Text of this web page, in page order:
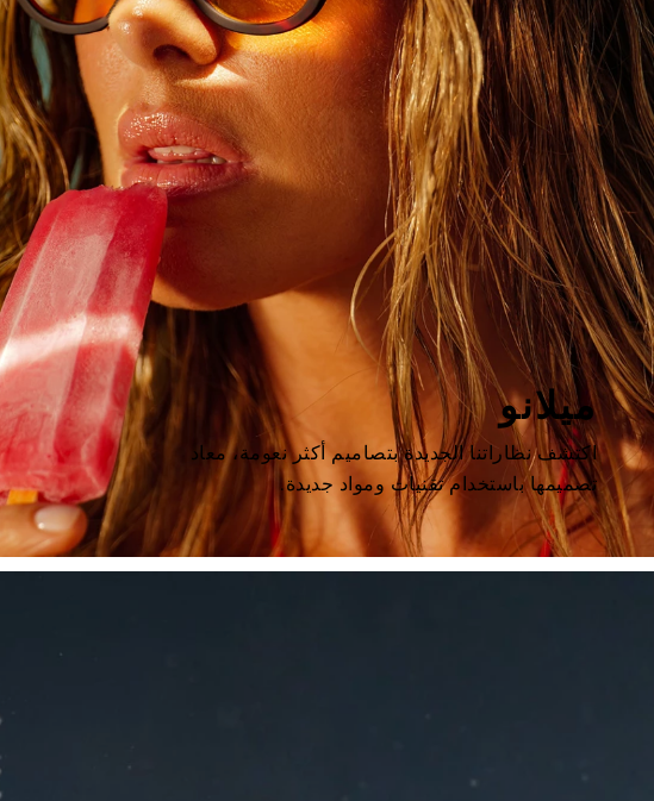
ميلانو
اكتشف نظاراتنا الجديدة بتصاميم أكثر نعومة، معاد
تصميمها باستخدام تقنيات ومواد جديدة.